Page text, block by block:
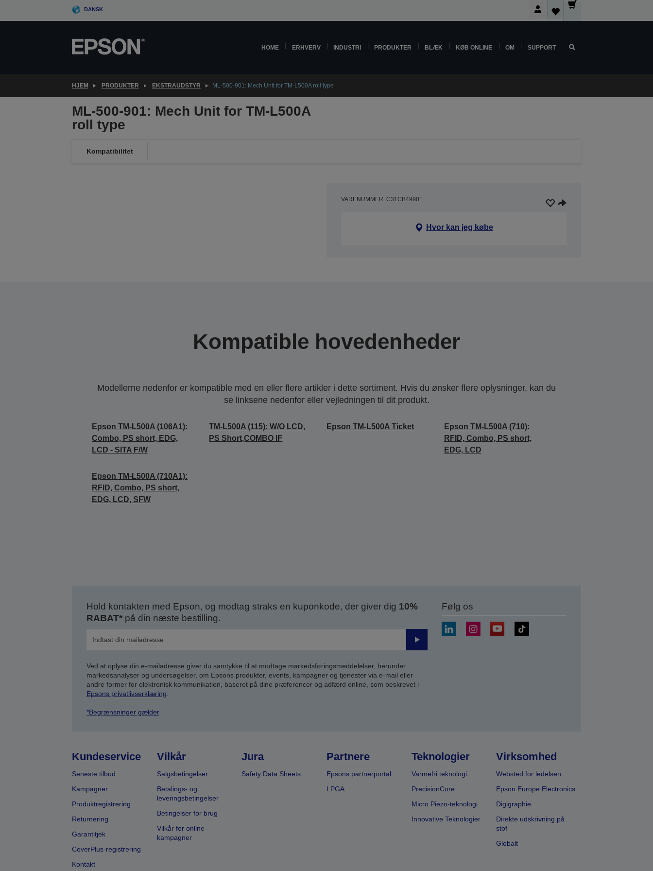
DANSK
HOME ERHVERV INDUSTRI PRODUKTER BLÆK KØB ONLINE OM SUPPORT
HJEM PRODUKTER EKSTRAUDSTYR ML-500-901: Mech Unit for TM-L500A roll type
ML-500-901: Mech Unit for TM-L500A
roll type
Kompatibilitet
VARENUMMER: C31CB49901
Hvor kan jeg købe
Kompatible hovedenheder
Modellerne nedenfor er kompatible med en eller flere artikler i dette sortiment. Hvis du ønsker flere oplysninger, kan du
se linksene nedenfor eller vejledningen til dit produkt.
Epson TM-L500A (106A1):
Combo, PS short, EDG,
LCD - SITA F/W
TM-L500A (115): W/O LCD,
PS Short,COMBO IF
Epson TM-L500A Ticket
Epson TM-L500A (710):
RFID, Combo, PS short,
EDG, LCD
Epson TM-L500A (710A1):
RFID, Combo, PS short,
EDG, LCD, SFW
Hold kontakten med Epson, og modtag straks en kuponkode, der giver dig 10%
RABAT*på din næste bestilling.
Send
Ved at oplyse din e-mailadresse giver du samtykke til at modtage markedsføringsmeddelelser, herunder
markedsanalyser og undersøgelser, om Epsons produkter, events, kampagner og tjenester via e-mail eller
andre former for elektronisk kommunikation, baseret på dine præferencer og adfærd online, som beskrevet i
Epsons privatlivserklæring
*Begrænsninger gælder
Følg os
Kundeservice
Seneste tilbud
Kampagner
Produktregistrering
Returnering
Garantitjek
CoverPlus-registrering
Kontakt
Vilkår
Salgsbetingelser
Betalings- og
leveringsbetingelser
Betingelser for brug
Vilkår for online-
kampagner
Jura
Safety Data Sheets
Partnere
Epsons partnerportal
LPGA
Teknologier
Varmefri teknologi
PrecisionCore
Micro Piezo-teknologi
Innovative Teknologier
Virksomhed
Websted for ledelsen
Epson Europe Electronics
Digigraphie
Direkte udskrivning på
stof
Globalt